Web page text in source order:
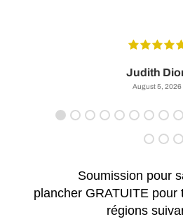
Judith
August 5, 2026
Soumission pour
plancher GRATUITE pour
régions